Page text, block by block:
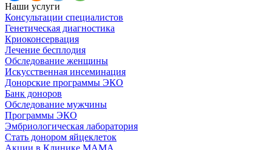
Наши услуги
Консультации специалистов
Генетическая диагностика
Криоконсервация
Лечение бесплодия
Обследование женщины
Искусственная инсеминация
Донорские программы ЭКО
Банк доноров
Обследование мужчины
Программы ЭКО
Эмбриологическая лаборатория
Стать донором яйцеклеток
Акции в Клинике МАМА